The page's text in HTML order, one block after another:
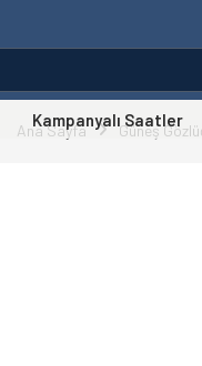
Kampanyalı Saatler
Ana Sayfa Güneş